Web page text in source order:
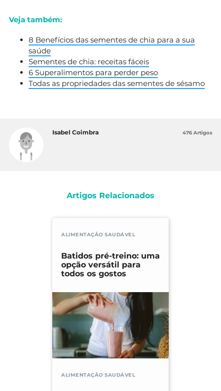
Veja também:
8 Benefícios das sementes de chia para a sua
saúde
Sementes de chia: receitas fáceis
6 Superalimentos para perder peso
Todas as propriedades das sementes de sésamo
Isabel Coimbra 476 Artigos
Artigos Relacionados
ALIMENTAÇÃO SAUDÁVEL
Batidos pré-treino: uma
opção versátil para
todos os gostos
ALIMENTAÇÃO SAUDÁVEL